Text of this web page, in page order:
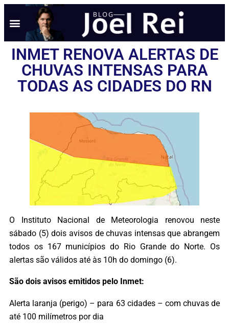
INMET RENOVA ALERTAS DE
CHUVAS INTENSAS PARA
TODAS AS CIDADES DO RN
O Instituto Nacional de Meteorologia renovou neste
sábado (5) dois avisos de chuvas intensas que abrangem
todos os 167 municípios do Rio Grande do Norte. Os
alertas são válidos até às 10h do domingo (6).
São dois avisos emitidos pelo Inmet:
Alerta laranja (perigo) – para 63 cidades – com chuvas de
até 100 milímetros por dia